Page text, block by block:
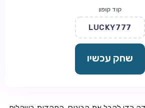
קוד קופון
LUCKY777
שחק עכשיו